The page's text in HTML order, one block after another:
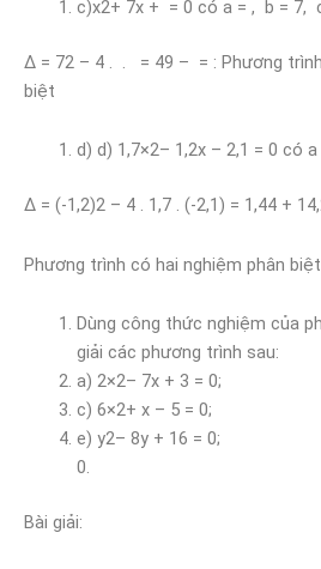
c)x2+ 7x + = 0 có a = , b = 7,
∆ = 72 – 4 . . = 49 – = : Phương
biệt
d) d) 1,7×2– 1,2x – 2,1 = 0 có a
∆ = (-1,2)2 – 4 . 1,7 . (-2,1) = 1,44 +
Phương trình có hai nghiệm phân biệt.
Dùng công thức nghiệm của
giải các phương trình sau:
a) 2×2– 7x + 3 = 0;
c) 6×2+ x – 5 = 0; d)
e) y2– 8y + 16 = 0; f)
0.
Bài giải: